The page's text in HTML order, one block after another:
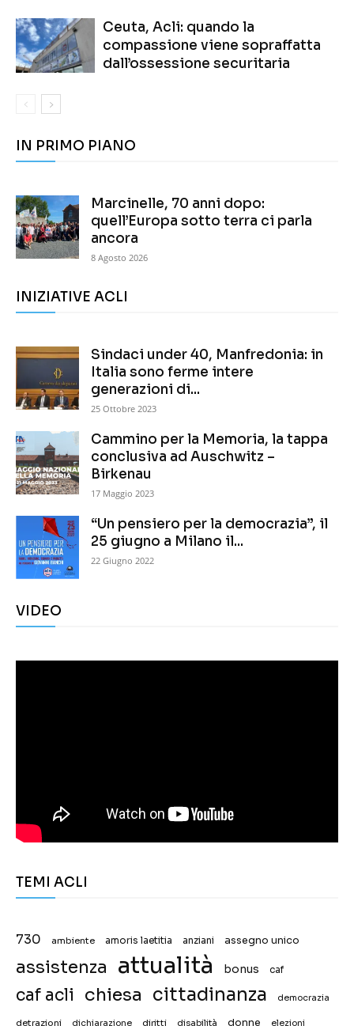
Ceuta, Acli: quando la
compassione viene sopraffatta
dall’ossessione securitaria
IN PRIMO PIANO
Marcinelle, 70 anni dopo:
quell’Europa sotto terra ci parla
ancora
8 Agosto 2026
INIZIATIVE ACLI
Sindaci under 40, Manfredonia: in
Italia sono ferme intere
generazioni di...
25 Ottobre 2023
Cammino per la Memoria, la tappa
conclusiva ad Auschwitz –
Birkenau
17 Maggio 2023
“Un pensiero per la democrazia”, il
25 giugno a Milano il...
22 Giugno 2022
VIDEO
TEMI ACLI
730 ambiente amoris laetitia anziani assegno unico
assistenza attualità bonus caf
caf acli chiesa cittadinanza democrazia
detrazioni dichiarazione diritti disabilità donne elezioni